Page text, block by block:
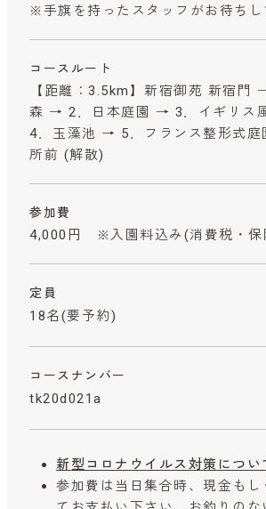
※手旗を持ったスタッフがお待ちし
コースルート
【距離：3.5km】新宿御苑 新宿門
森 → 2．日本庭園 → 3．イギリス
4．玉藻池 → 5．フランス整形式
所前 (解散)
参加費
4,000円 ※入園料込み (消費税・保
定員
18名(要予約)
コースナンバー
tk20d021a
新型コロナウイルス対策につい
参加費は当日集合時、現金もし